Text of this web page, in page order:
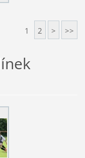
1 2 > >>